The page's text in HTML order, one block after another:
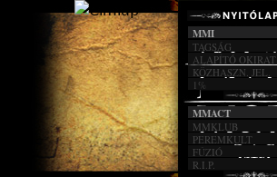
MMI
TAGSÁG
ALAPÍTÓ OKIRAT
KÖZHASZN. JEL.
1%
MMACT
MMKLUB
PEREMKULT
FÚZIÓ
R.I.P.